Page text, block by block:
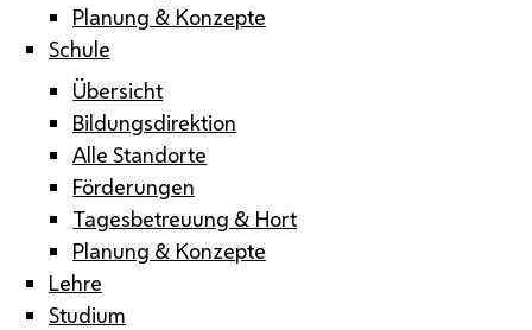
Planung & Konzepte
Schule
Übersicht
Bildungsdirektion
Alle Standorte
Förderungen
Tagesbetreuung & Hort
Planung & Konzepte
Lehre
Studium